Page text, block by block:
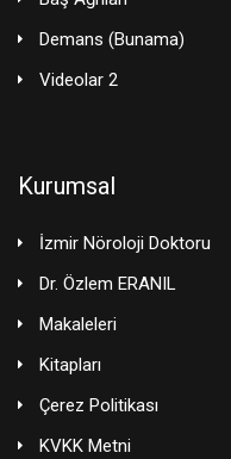
Demans (Bunama)
Videolar 2
Kurumsal
İzmir Nöroloji Doktoru
Dr. Özlem ERANIL
Makaleleri
Kitapları
Çerez Politikası
KVKK Metni